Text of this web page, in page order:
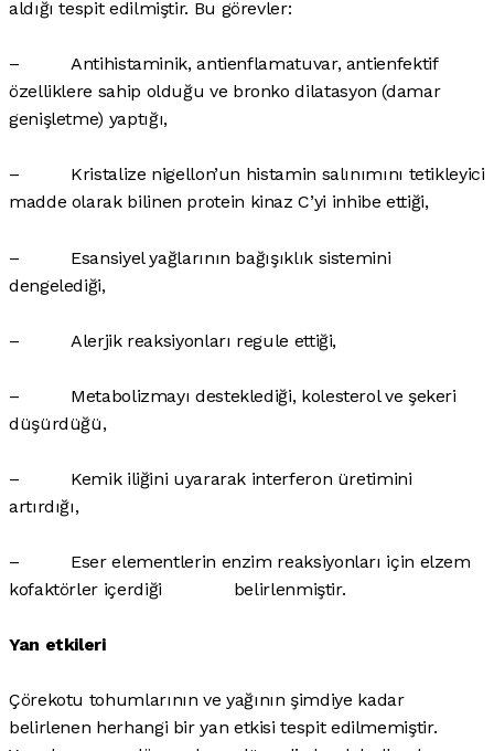
aldığı tespit edilmiştir. Bu görevler:
– Antihistaminik, antienflamatuvar, antienfektif
özelliklere sahip olduğu ve bronko dilatasyon (damar
genişletme) yaptığı,
– Kristalize nigellon’un histamin salınımını tetikleyici
madde olarak bilinen protein kinaz C’yi inhibe ettiği,
– Esansiyel yağlarının bağışıklık sistemini
dengelediği,
– Alerjik reaksiyonları regule ettiği,
– Metabolizmayı desteklediği, kolesterol ve şekeri
düşürdüğü,
– Kemik iliğini uyararak interferon üretimini
artırdığı,
– Eser elementlerin enzim reaksiyonları için elzem
kofaktörler içerdiği belirlenmiştir.
Yan etkileri
Çörekotu tohumlarının ve yağının şimdiye kadar
belirlenen herhangi bir yan etkisi tespit edilmemiştir.